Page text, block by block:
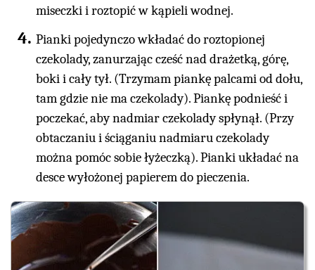
miseczki i roztopić w kąpieli wodnej.
Pianki pojedynczo wkładać do roztopionej
czekolady, zanurzając cześć nad drażetką, górę,
boki i cały tył. (Trzymam piankę palcami od dołu,
tam gdzie nie ma czekolady). Piankę podnieść i
poczekać, aby nadmiar czekolady spłynął. (Przy
obtaczaniu i ściąganiu nadmiaru czekolady
można pomóc sobie łyżeczką). Pianki układać na
desce wyłożonej papierem do pieczenia.